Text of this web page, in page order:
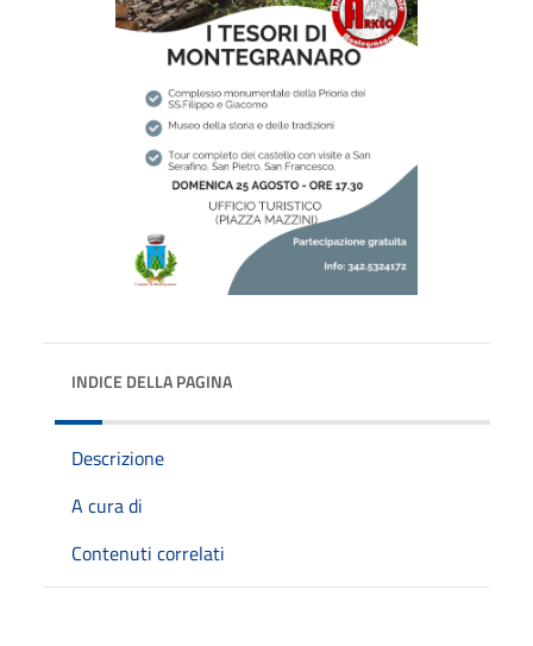
INDICE DELLA PAGINA
Descrizione
A cura di
Contenuti correlati